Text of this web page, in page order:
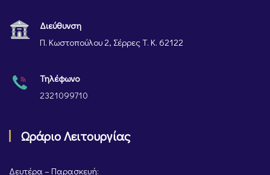
Διεύθυνση
Π. Κωστοπούλου 2, Σέρρες Τ. Κ. 62122
Τηλέφωνο
2321099710
Ωράριο Λειτουργίας
Δευτέρα – Παρασκευή: